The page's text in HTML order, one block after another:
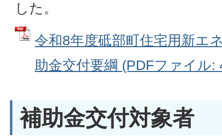
した。
令和8年度砥部町住宅用新エ
助金交付要綱 (PDFファイル:
補助金交付対象者